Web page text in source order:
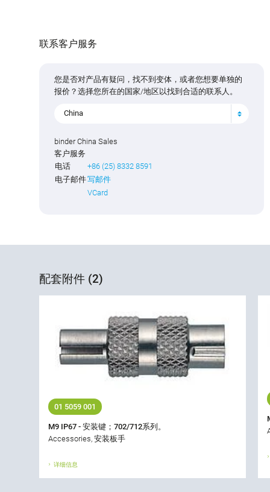
联系客户服务
您是否对产品有疑问，找不到变体，或者您想要单独的
报价？选择您所在的国家/地区以找到合适的联系人。
China
binder China Sales
客户服务
电话
+86 (25) 8332 8591
电子邮件写邮件
VCard
配套附件 (2)
01 5059 001
M9 IP67 - 安装键；702/712系列。
Accessories, 安装板手
详细信息